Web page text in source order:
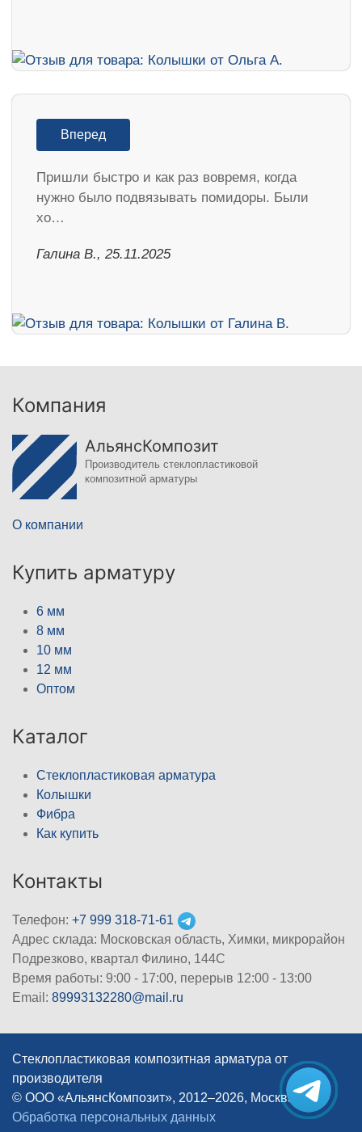
Вперед
Пришли быстро и как раз вовремя, когда
нужно было подвязывать помидоры. Были
хо…
Галина В., 25.11.2025
Компания
АльянсКомпозит
Производитель стеклопластиковой
композитной арматуры
О компании
Купить арматуру
6 мм
8 мм
10 мм
12 мм
Оптом
Каталог
Стеклопластиковая арматура
Колышки
Фибра
Как купить
Контакты
Телефон: +7 999 318-71-61
Адрес склада: Московская область, Химки, микрорайон
Подрезково, квартал Филино, 144С
Время работы: 9:00 - 17:00, перерыв 12:00 - 13:00
Email: 89993132280@mail.ru
Стеклопластиковая композитная арматура от
производителя
© ООО «АльянсКомпозит», 2012–2026, Москва
|
Обработка персональных данных